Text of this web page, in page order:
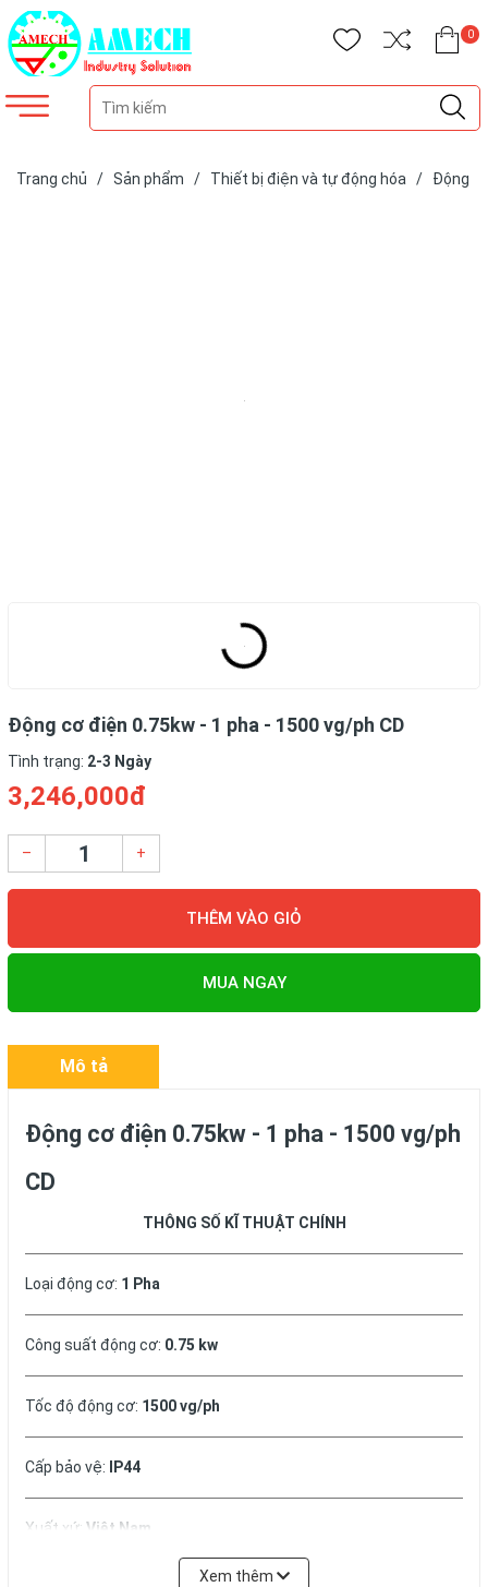
0
Trang chủ / Sản phẩm / Thiết bị điện và tự động hóa /
Động
Động cơ điện 0.75kw - 1 pha - 1500 vg/ph CD
Tình trạng: 2-3 Ngày
3,246,000đ
– +
THÊM VÀO GIỎ
MUA NGAY
Mô tả
Động cơ điện 0.75kw - 1 pha - 1500 vg/ph
CD
THÔNG SỐ KĨ THUẬT CHÍNH
Loại động cơ: 1 Pha
Công suất động cơ: 0.75 kw
Tốc độ động cơ: 1500 vg/ph
Cấp bảo vệ: IP44
Xuất xứ: Việt Nam
Xem thêm